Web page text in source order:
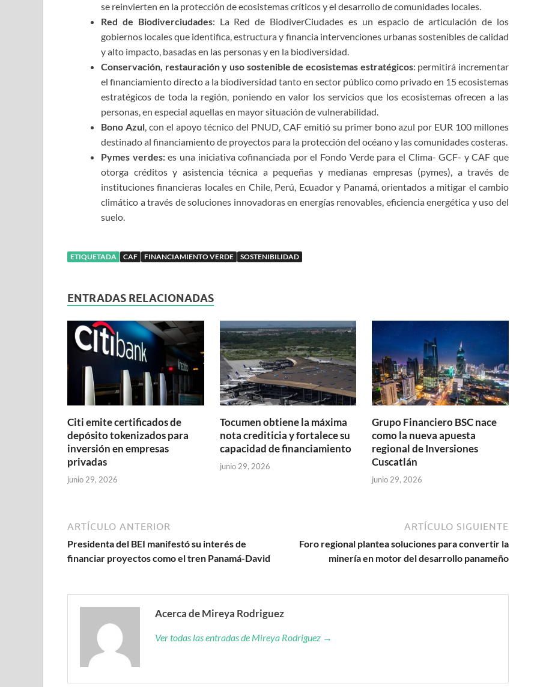
se reinvierten en la protección de ecosistemas críticos y el desarrollo de comunidades locales.
Red de Biodiverciudades: La Red de BiodiverCiudades es un espacio de articulación de los
gobiernos locales que identifica, estructura y financia intervenciones urbanas sostenibles de calidad
y alto impacto, basadas en las personas y en la biodiversidad.
Conservación, restauración y uso sostenible de ecosistemas estratégicos: permitirá incrementar
el financiamiento directo a la biodiversidad tanto en sector público como privado en 15 ecosistemas
estratégicos de toda la región, poniendo en valor los servicios que los ecosistemas ofrecen a las
personas, en especial aquellas en mayor situación de vulnerabilidad.
Bono Azul, con el apoyo técnico del PNUD, CAF emitió su primer bono azul por EUR 100 millones
destinado al financiamiento de proyectos para la protección del océano y las comunidades costeras.
Pymes verdes:es una iniciativa cofinanciada por el Fondo Verde para el Clima- GCF- y CAF que
otorga créditos y asistencia técnica a pequeñas y medianas empresas (pymes), a través de
instituciones financieras locales en Chile, Perú, Ecuador y Panamá, orientados a mitigar el cambio
climático a través de soluciones innovadoras en energías renovables, eficiencia energética y uso del
suelo.
ETIQUETADA CAF FINANCIAMIENTO VERDE SOSTENIBILIDAD
ENTRADAS RELACIONADAS
Citi emite certificados de
depósito tokenizados para
inversión en empresas
privadas
junio 29, 2026
Tocumen obtiene la máxima
nota crediticia y fortalece su
capacidad de financiamiento
junio 29, 2026
Grupo Financiero BSC nace
como la nueva apuesta
regional de Inversiones
Cuscatlán
junio 29, 2026
ARTÍCULO ANTERIOR
Presidenta del BEI manifestó su interés de
financiar proyectos como el tren Panamá-David
ARTÍCULO SIGUIENTE
Foro regional plantea soluciones para convertir la
minería en motor del desarrollo panameño
Acerca de Mireya Rodriguez
Ver todas las entradas de Mireya Rodriguez →